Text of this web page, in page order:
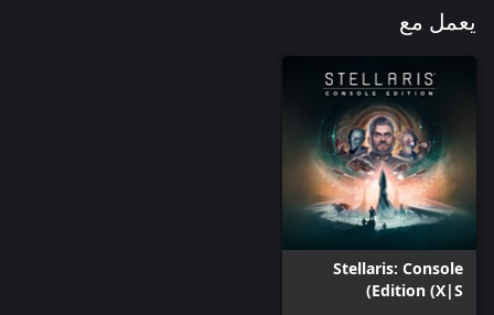
يعمل مع
Stellaris: Console
Edition (X|S)